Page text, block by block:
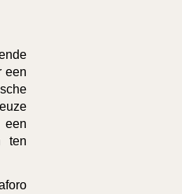
een
ten